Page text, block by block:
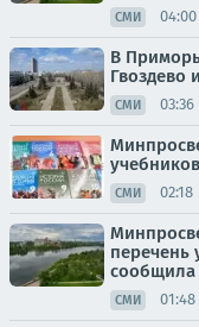
СМИ 04:00
В
Гвоздево
СМИ 03:36
СМИ 02:18
перечень
сообщила
СМИ 01:48